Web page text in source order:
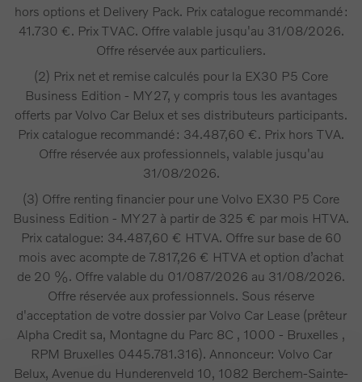
hors options et Delivery Pack. Prix catalogue recommandé :
41.730 €. Prix TVAC. Offre valable jusqu'au 31/08/2026.
Offre réservée aux particuliers.
(2) Prix net et remise calculés pour la EX30 P5 Core
Business Edition - MY27, y compris tous les avantages
offerts par Volvo Car Belux et ses distributeurs participants.
Prix catalogue recommandé : 34.487,60 €. Prix hors TVA.
Offre réservée aux professionnels, valable jusqu'au
31/08/2026.
(3) Offre renting financier pour une Volvo EX30 P5 Core
Business Edition - MY27 à partir de 325 € par mois HTVA.
Prix catalogue: 34.487,60 € HTVA. Offre sur base de 60
mois avec acompte de 7.817,26 € HTVA et option d’achat
de 20 %. Offre valable du 01/087/2026 au 31/08/2026.
Offre réservée aux professionnels. Sous réserve
d'acceptation de votre dossier par Volvo Car Lease (prêteur
Alpha Credit sa, Montagne du Parc 8C , 1000 - Bruxelles ,
RPM Bruxelles 0445.781.316). Annonceur: Volvo Car
Belux, Avenue du Hunderenveld 10, 1082 Berchem-Sainte-